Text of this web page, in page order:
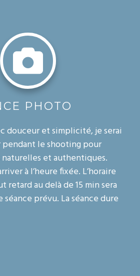
PHOTO
douceur et simplicité, je serai
pendant le shooting pour
et authentiques.
à l’heure fixée. L’horaire
au delà de 15 min sera
prévu. La séance dure